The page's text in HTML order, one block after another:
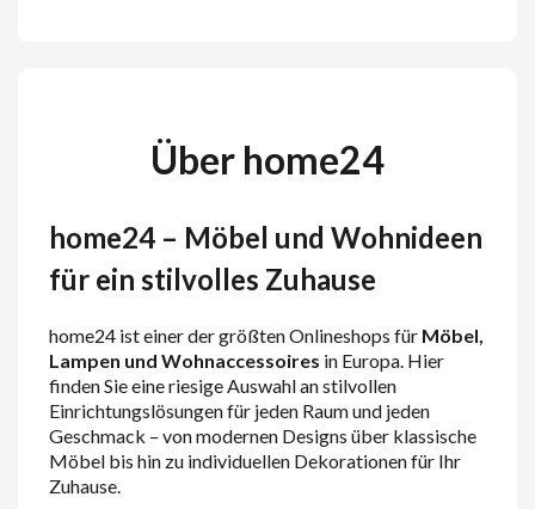
Über home24
home24 – Möbel und Wohnideen
für ein stilvolles Zuhause
home24 ist einer der größten Onlineshops für Möbel,
Lampen und Wohnaccessoires in Europa. Hier
finden Sie eine riesige Auswahl an stilvollen
Einrichtungslösungen für jeden Raum und jeden
Geschmack – von modernen Designs über klassische
Möbel bis hin zu individuellen Dekorationen für Ihr
Zuhause.